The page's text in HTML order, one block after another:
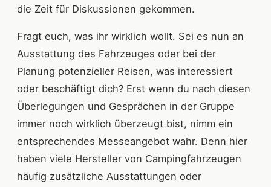
die Zeit für Diskussionen gekommen.
Fragt euch, was ihr wirklich wollt. Sei es nun an
Ausstattung des Fahrzeuges oder bei der
Planung potenzieller Reisen, was interessiert
oder beschäftigt dich? Erst wenn du nach diesen
Überlegungen und Gesprächen in der Gruppe
immer noch wirklich überzeugt bist, nimm ein
entsprechendes Messeangebot wahr. Denn hier
haben viele Hersteller von Campingfahrzeugen
häufig zusätzliche Ausstattungen oder